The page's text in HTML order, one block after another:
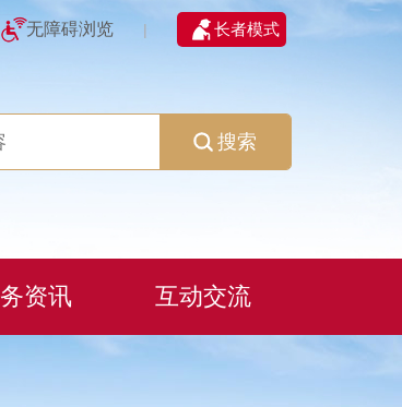
无障碍浏览 | 长者模式
搜索
资讯 互动交流